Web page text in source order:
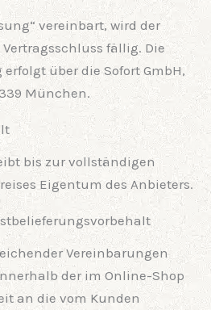
vereinbart, wird der
fällig. Die
über die Sofort GmbH,
München.
bis zur vollständigen
Eigentum des Anbieters.
Vereinbarungen
der im Online-Shop
an die vom Kunden